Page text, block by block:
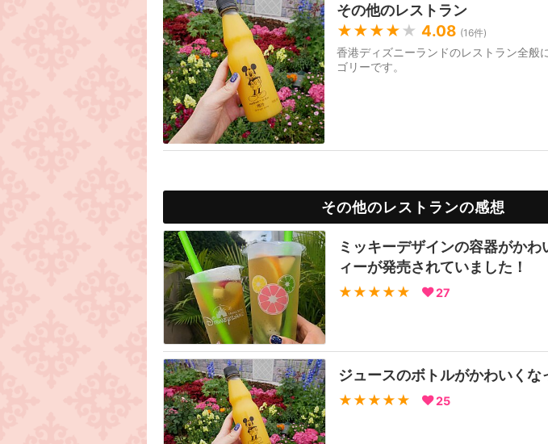
その他のレストラン
★★★★ ★ 4.08 (16件)
香港ディズニーランドのレストラン全般
ゴリーです。
その他のレストランの感想
ミッキーデザインの容器がか
ィーが発売されていました！
★★★★★ 27
ジュースのボトルがかわいくな
★★★★★ 25